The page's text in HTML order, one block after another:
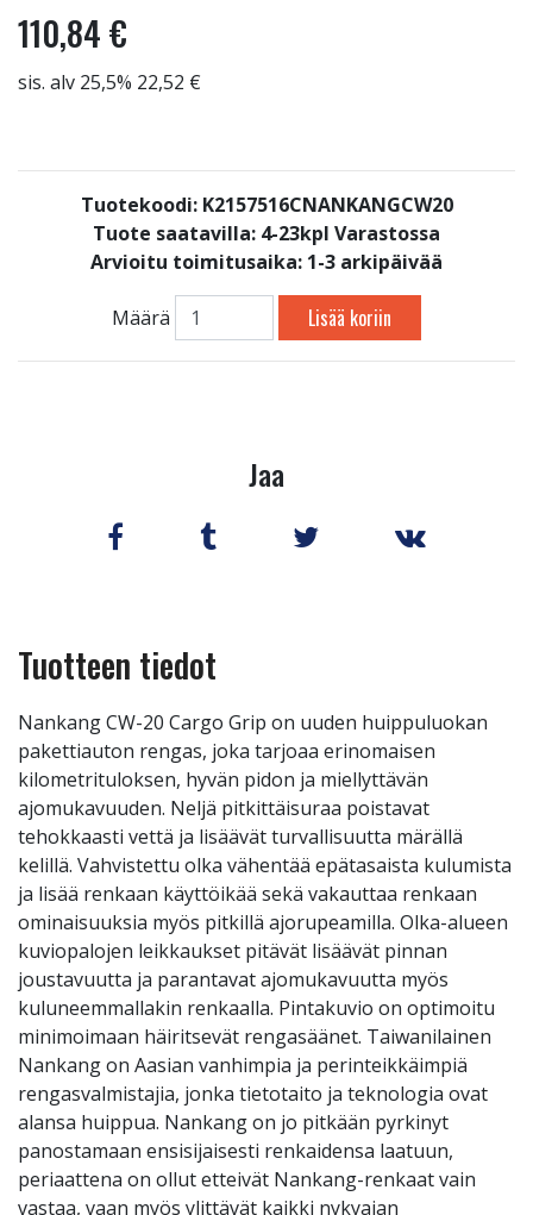
110,84 €
sis. alv 25,5% 22,52 €
Tuotekoodi: K2157516CNANKANGCW20
Tuote saatavilla: 4-23kpl Varastossa
Arvioitu toimitusaika: 1-3 arkipäivää
Määrä Lisää koriin
Jaa
Tuotteen tiedot
Nankang CW-20 Cargo Grip on uuden huippuluokan
pakettiauton rengas, joka tarjoaa erinomaisen
kilometrituloksen, hyvän pidon ja miellyttävän
ajomukavuuden. Neljä pitkittäisuraa poistavat
tehokkaasti vettä ja lisäävät turvallisuutta märällä
kelillä. Vahvistettu olka vähentää epätasaista kulumista
ja lisää renkaan käyttöikää sekä vakauttaa renkaan
ominaisuuksia myös pitkillä ajorupeamilla. Olka-alueen
kuviopalojen leikkaukset pitävät lisäävät pinnan
joustavuutta ja parantavat ajomukavuutta myös
kuluneemmallakin renkaalla. Pintakuvio on optimoitu
minimoimaan häiritsevät rengasäänet. Taiwanilainen
Nankang on Aasian vanhimpia ja perinteikkäimpiä
rengasvalmistajia, jonka tietotaito ja teknologia ovat
alansa huippua. Nankang on jo pitkään pyrkinyt
panostamaan ensisijaisesti renkaidensa laatuun,
periaattena on ollut etteivät Nankang-renkaat vain
vastaa, vaan myös ylittävät kaikki nykyajan